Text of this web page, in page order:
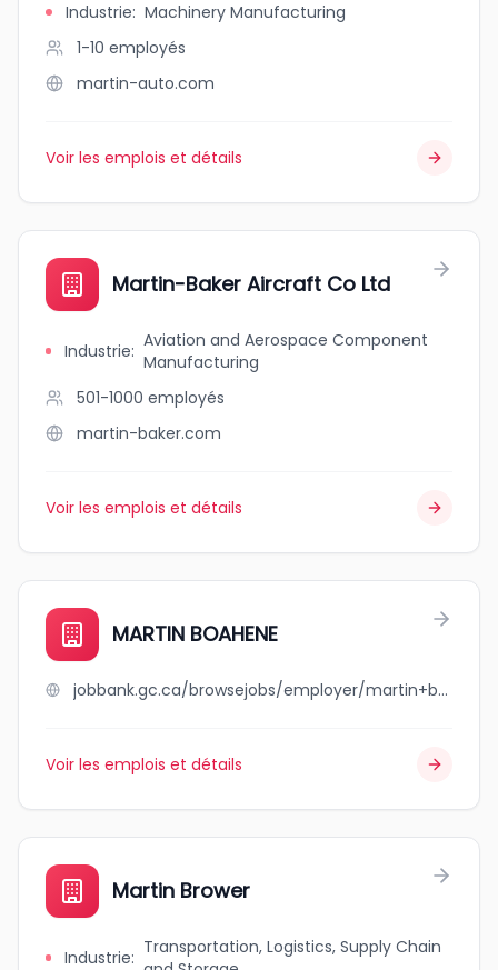
Industrie: Machinery Manufacturing
1-10 employés
martin-auto.com
Voir les emplois et détails
Martin-Baker Aircraft Co Ltd
Industrie: Aviation and Aerospace Component
Manufacturing
501-1000 employés
martin-baker.com
Voir les emplois et détails
MARTIN BOAHENE
jobbank.gc.ca/browsejobs/employer/martin+boahene/ca
Voir les emplois et détails
Martin Brower
Industrie: Transportation, Logistics, Supply Chain